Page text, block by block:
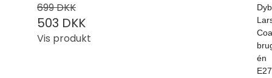
699 DKK
503 DKK
Vis produkt
én